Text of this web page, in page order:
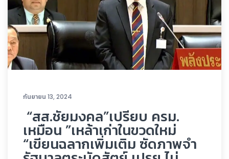
กันยายน 13, 2024
“สส.ชัยมงคล”เปรียบ ครม.
เหมือน ”เหล้าเก่าในขวดใหม่
“เขียนฉลากเพิ่มเติม ซัดภาพจำ